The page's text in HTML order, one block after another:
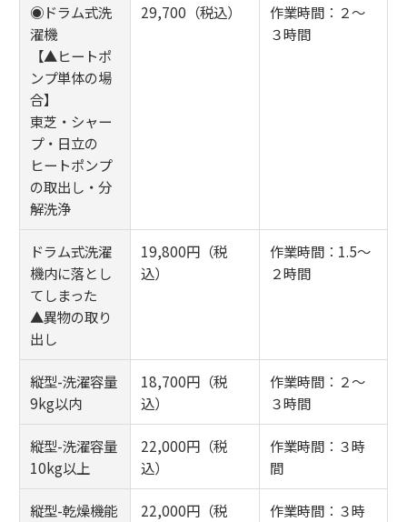
◉ドラム式洗
濯機
【▲ヒートポ
ンプ単体の場
合】
東芝・シャー
プ・日立の
ヒートポンプ
の取出し・分
解洗浄
29,700（税込）
作業時間：２～
３時間
ドラム式洗濯
機内に落とし
てしまった
▲異物の取り
出し
19,800円（税
込）
作業時間：1.5～
２時間
縦型-洗濯容量
9kg以内
18,700円（税
込）
作業時間：２～
３時間
縦型-洗濯容量
10kg以上
22,000円（税
込）
作業時間：３時
間
縦型-乾燥機能
22,000円（税
作業時間：３時